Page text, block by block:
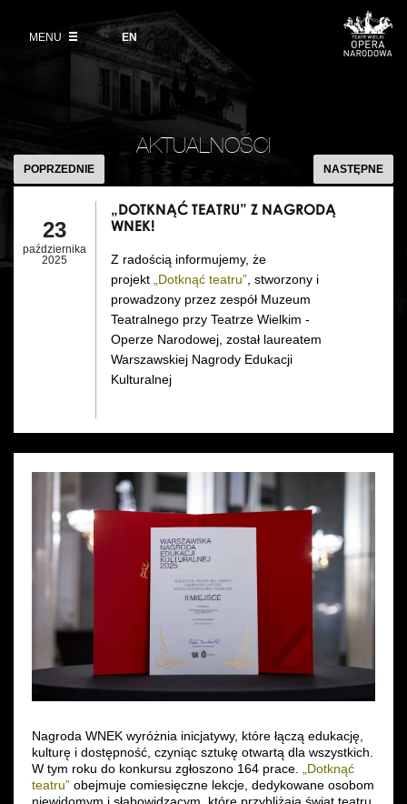
angielski
EN
MENUWystawy 2026/27
Informacje dla widzów
Zwroty biletów
Aktualności
Polski Balet Narodowy
Miejsce
Kulisy
Historia
DZIAŁALNOŚĆ
Galeria Opera
Muzeum Teatralne
Akademia Operowa
Konkurs Moniuszkowski
Wynajem kostiumów
Wynajem rekwizytów
Fundusze unijne
Dotacje celowe
AKTUALNOŚCI
NAGRODĄ
WNEK!
POPRZEDNIE NASTĘPNE
23
października
2025
„DOTKNĄĆ TEATRU” Z NAGRODĄ
WNEK!
Z radością informujemy, że
projekt
„Dotknąć teatru” , stworzony i
prowadzony przez zespół Muzeum
Teatralnego przy Teatrze Wielkim -
Operze Narodowej, został laureatem
Warszawskiej Nagrody Edukacji
Kulturalnej
Nagroda WNEK wyróżnia inicjatywy, które łączą edukację,
kulturę i dostępność, czyniąc sztukę otwartą dla wszystkich.
W tym roku do konkursu zgłoszono 164 prace.
„Dotknąć
teatru” obejmuje comiesięczne lekcje, dedykowane osobom